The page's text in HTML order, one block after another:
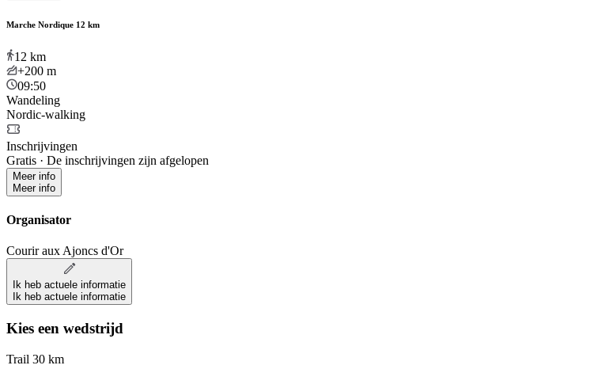
Marche Nordique 12 km
12 km
+200 m
09:50
Wandeling
Nordic-walking
Inschrijvingen
Gratis · De inschrijvingen zijn afgelopen
Meer info
Meer info
Organisator
Courir aux Ajoncs d'Or
Ik heb actuele informatie
Ik heb actuele informatie
Kies een wedstrijd
Trail 30 km